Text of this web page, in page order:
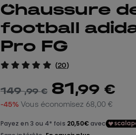
Chaussure de
football
Pro FG
(20)
149,99 € 81,99 €
-45% Vous économisez 68,00 €